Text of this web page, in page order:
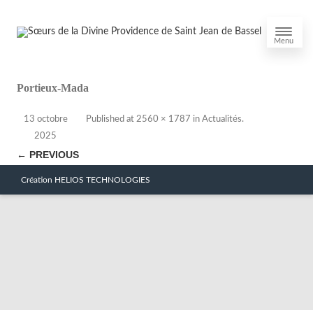
Menu
Portieux-Mada
Published
13 octobre
2025
at 2560 × 1787 in Actualités.
← PREVIOUS
Création HELIOS TECHNOLOGIES